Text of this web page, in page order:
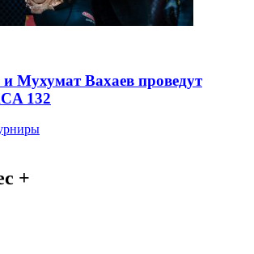
Мухумат Вахаев проведут
132
+